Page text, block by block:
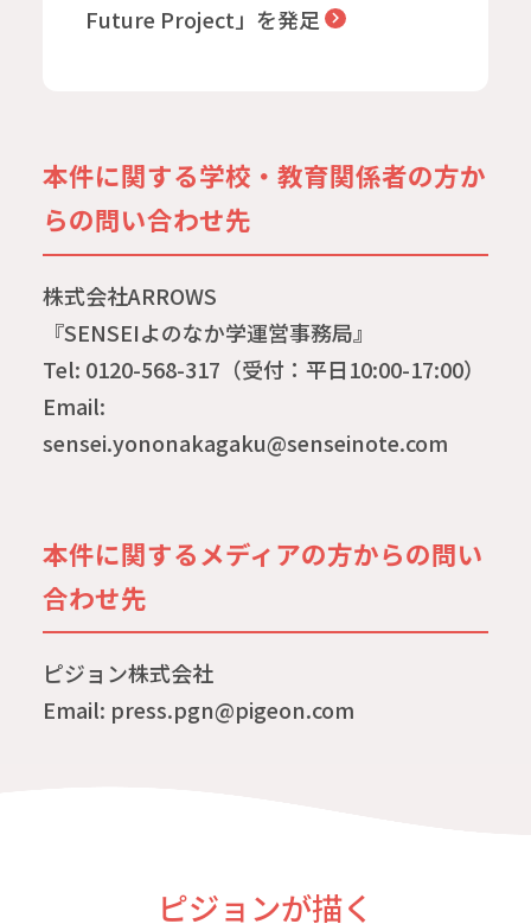
Future Project」を発足
本件に関する学校・教育関係者の方か
らの問い合わせ先
株式会社ARROWS
『SENSEIよのなか学運営事務局』
Tel: 0120-568-317 （受付：平日10:00-17:00）
Email:
sensei.yononakagaku@senseinote.com
本件に関するメディアの方からの問い
合わせ先
ピジョン株式会社
Email: press.pgn@pigeon.com
ピジョンが描く